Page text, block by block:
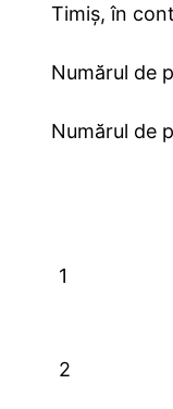
Timiș, în
Numărul de
Numărul de
1
2